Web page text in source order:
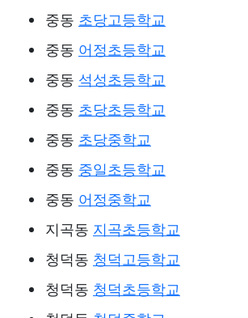
중동 초당고등학교
중동 어정초등학교
중동 석성초등학교
중동 초당초등학교
중동 초당중학교
중동 중일초등학교
중동 어정중학교
지곡동 지곡초등학교
청덕동 청덕고등학교
청덕동 청덕초등학교